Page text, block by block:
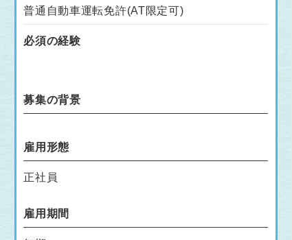
普通自動車運転免許(AT限定可)
必須の経験
募集の背景
雇用形態
正社員
雇用期間